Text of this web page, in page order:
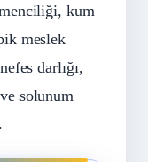
kum
meslek
darlığı,
solunum